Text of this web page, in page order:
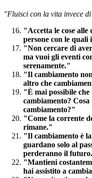
"Fluisci con la vita invece di
"Accetta le cose alle
persone con le
"Non cercare di
ma vuoi gli eventi
serenamente."
"Il cambiamento
altro che
"È mai possibile
cambiamento? Cosa
cambiamento?"
"Come la corrente
rimane."
"Il cambiamento è
guardano solo al
perderanno il
"Mantieni
hai assistito a